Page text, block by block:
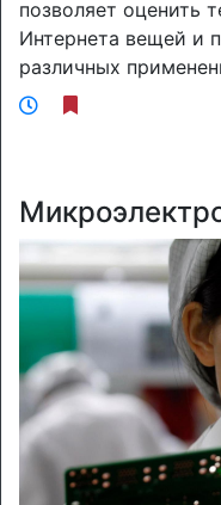
позволяет оценить
Интернета вещей и
различных